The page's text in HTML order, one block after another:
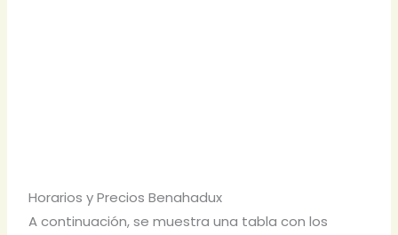
Horarios y Precios Benahadux
A continuación, se muestra una tabla con los